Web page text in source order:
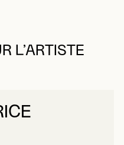
L’ARTISTE